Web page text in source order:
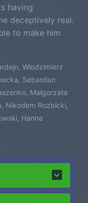
having
deceptively real.
to make him
Włodzimierz
Sebastian
Małgorzata
Nikodem Rozbicki,
Hanna